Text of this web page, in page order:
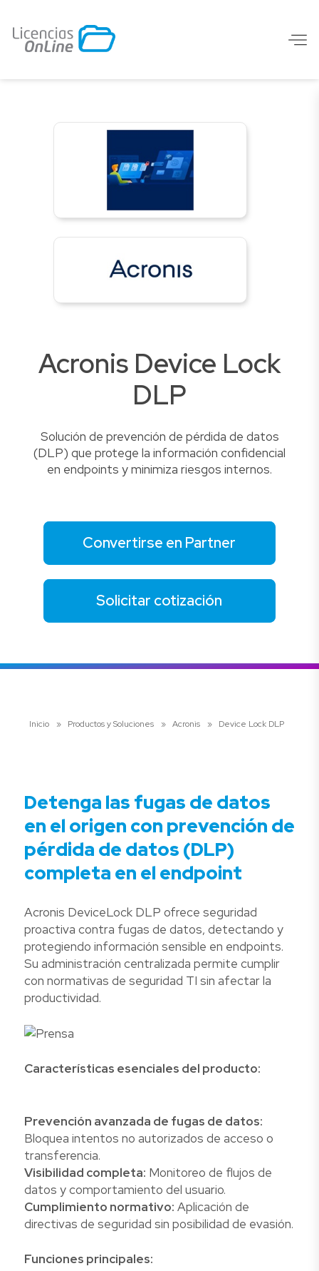
Acronis Device Lock
DLP
Solución de prevención de pérdida de datos
(DLP) que protege la información confidencial
en endpoints y minimiza riesgos internos.
Convertirse en Partner
Solicitar cotización
Inicio » Productos y Soluciones » Acronis » Device Lock DLP
Detenga las fugas de datos
en el origen con prevención de
pérdida de datos (DLP)
completa en el endpoint
Acronis DeviceLock DLP ofrece seguridad
proactiva contra fugas de datos, detectando y
protegiendo información sensible en endpoints.
Su administración centralizada permite cumplir
con normativas de seguridad TI sin afectar la
productividad.
Características esenciales del producto:
Prevención avanzada de fugas de datos:
Bloquea intentos no autorizados de acceso o
transferencia.
Visibilidad completa: Monitoreo de flujos de
datos y comportamiento del usuario.
Cumplimiento normativo: Aplicación de
directivas de seguridad sin posibilidad de evasión.
Funciones principales: